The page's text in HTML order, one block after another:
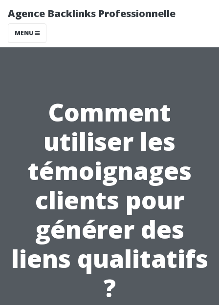
Agence Backlinks Professionnelle
MENU
Comment
utiliser les
témoignages
clients pour
générer des
liens qualitatifs
?